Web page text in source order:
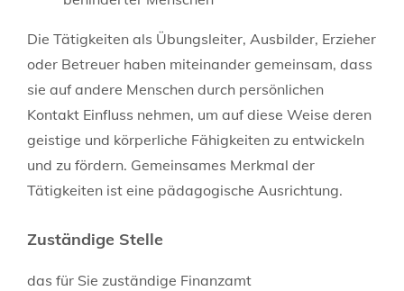
Die Tätigkeiten als Übungsleiter, Ausbilder, Erzieher
oder Betreuer haben miteinander gemeinsam, dass
sie auf andere Menschen durch persönlichen
Kontakt Einfluss nehmen, um auf diese Weise deren
geistige und körperliche Fähigkeiten zu entwickeln
und zu fördern. Gemeinsames Merkmal der
Tätigkeiten ist eine pädagogische Ausrichtung.
Zuständige Stelle
das für Sie zuständige Finanzamt